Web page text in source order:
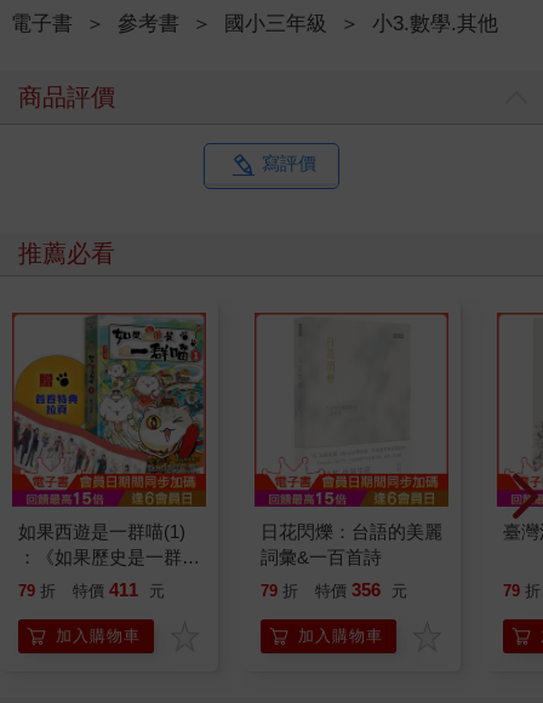
電子書 ＞ 參考書 ＞ 國小三年級 ＞ 小3.數學.其他
商品評價
寫評價
推薦必看
如果西遊是一群喵(1)
：《如果歷史是一群
喵》作者最新力作，附
79 折 特價 411 元
加入購物車
日花閃爍：台語的美麗
詞彙&一百首詩
79 折 特價 356 元
加入購物車
臺
79 折